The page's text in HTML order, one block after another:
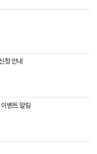
청 안내
이벤트 알림